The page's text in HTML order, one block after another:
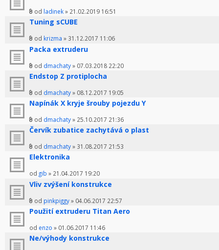
od ladinek» 21.02.2019 16:51
Tuning sCUBE
od krizma » 31.12.2017 11:06
Packa extruderu
od dmachaty» 07.03.2018 22:20
Endstop Z protiplocha
od dmachaty» 08.12.2017 19:05
Napínák X kryje šrouby pojezdu Y
od dmachaty» 25.10.2017 21:36
Červík zubatice zachytává o plast
od dmachaty» 31.08.2017 21:53
Elektronika
od gib » 21.04.2017 19:20
Vliv zvýšení konstrukce
od pinkpiggy» 04.06.2017 22:57
Použití extruderu Titan Aero
od enzo » 01.06.2017 11:46
Ne/výhody konstrukce